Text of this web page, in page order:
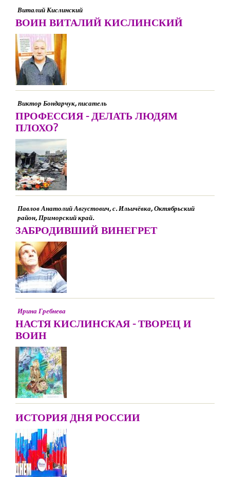
Виталий Кислинский
ВОИН ВИТАЛИЙ КИСЛИНСКИЙ
Виктор Бондарчук, писатель
ПРОФЕССИЯ - ДЕЛАТЬ ЛЮДЯМ
ПЛОХО?
Павлов Анатолий Августович, с. Ильичёвка, Октябрьский
район, Приморский край.
ЗАБРОДИВШИЙ ВИНЕГРЕТ
Ирина Гребнева
НАСТЯ КИСЛИНСКАЯ - ТВОРЕЦ И
ВОИН
ИСТОРИЯ ДНЯ РОССИИ